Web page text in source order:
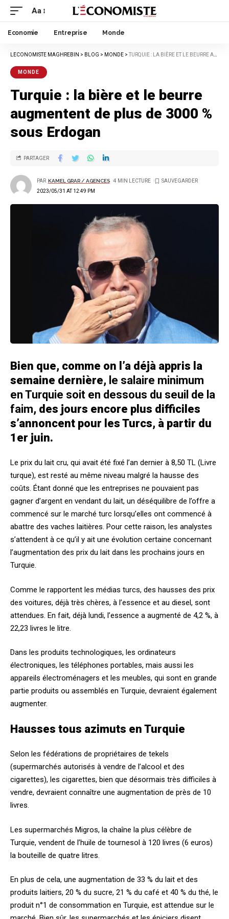
Aa
Economie Entreprise Monde
LECONOMISTE MAGHREBIN > BLOG > MONDE >TURQUIE : LA BIÈRE ET LE BEURRE AUGMENTENT DE PLUS DE 3000 % SOUS ERDOGAN
MONDE
Turquie : la bière et le beurre
augmentent de plus de 3000 %
sous Erdogan
2023/05/31 AT 12:49 PM
PAR KAMEL GRAR / AGENCES 4 MIN LECTURE
PARTAGER
Bien que, comme on l’a déjà appris la
semaine dernière, le salaire minimum
en Turquie soit en dessous du seuil de la
faim, des jours encore plus difficiles
s’annoncent pour les Turcs, à partir du
1er juin.
Le prix du lait cru, qui avait été fixé l’an dernier à 8,50 TL (Livre
turque), est resté au même niveau malgré la hausse des
coûts. Étant donné que les entreprises ne pouvaient pas
gagner d’argent en vendant du lait, un déséquilibre de l’offre a
commencé sur le marché turc lorsqu’elles ont commencé à
abattre des vaches laitières. Pour cette raison, les analystes
s’attendent à ce qu’il y ait une évolution certaine concernant
l’augmentation des prix du lait dans les prochains jours en
Turquie.
Comme le rapportent les médias turcs, des hausses des prix
des voitures, déjà très chères, à l’essence et au diesel, sont
attendues. En fait, déjà lundi, l’essence a augmenté de 4,2 %, à
22,23 livres le litre.
Dans les produits technologiques, les ordinateurs
électroniques, les téléphones portables, mais aussi les
appareils électroménagers et les meubles, qui sont en grande
partie produits ou assemblés en Turquie, devraient également
augmenter.
Hausses tous azimuts en Turquie
Selon les fédérations de propriétaires de tekels
(supermarchés autorisés à vendre de l’alcool et des
cigarettes), les cigarettes, bien que désormais très difficiles à
vendre, devraient connaître une augmentation de près de 10
livres.
Les supermarchés Migros, la chaîne la plus célèbre de
Turquie, vendent de l’huile de tournesol à 120 livres (6 euros)
la bouteille de quatre litres.
En plus de cela, une augmentation de 33 % du lait et des
produits laitiers, 20 % du sucre, 21 % du café et 40 % du thé, le
produit n°1 de consommation en Turquie, est attendue sur le